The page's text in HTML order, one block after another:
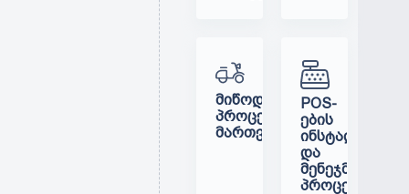
ᲛᲘᲬᲝᲓᲔᲑᲘᲡ
ᲞᲠᲝᲪᲔᲡᲘᲡ
ᲛᲐᲠᲗᲕᲐ
POS-
ᲔᲑᲘᲡ
ᲘᲜᲡᲢᲐᲚᲐᲪᲘᲘᲡᲐ
ᲓᲐ
ᲛᲔᲜᲔᲯᲛᲔᲜᲢᲘᲡ
ᲞᲠᲝᲪᲔᲡᲘ